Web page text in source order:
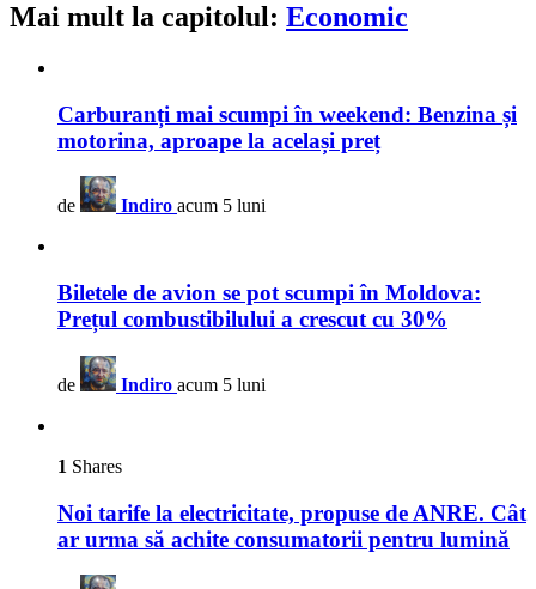
Mai mult la capitolul: Economic
Carburanți mai scumpi în weekend: Benzina și
motorina, aproape la același preț
de Indiro acum 5 luni
Biletele de avion se pot scumpi în Moldova:
Prețul combustibilului a crescut cu 30%
de Indiro acum 5 luni
1 Shares
Noi tarife la electricitate, propuse de ANRE. Cât
ar urma să achite consumatorii pentru lumină